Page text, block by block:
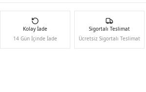
Kolay İade
14 Gün İçinde İade
Sigortalı Teslimat
Ücretsiz Sigortalı Teslimat